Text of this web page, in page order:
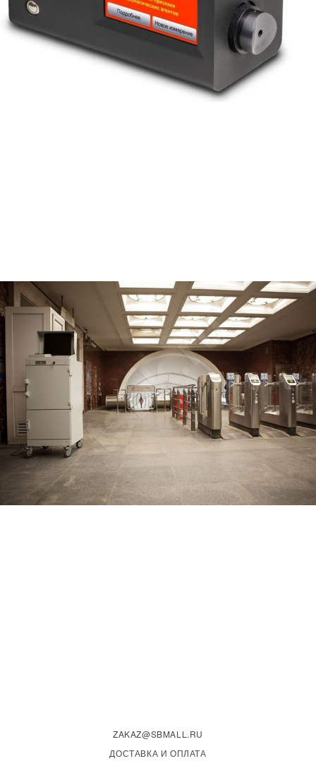
ZAKAZ@SBMALL.RU
ДОСТАВКА И ОПЛАТА